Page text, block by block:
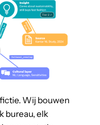
Wij bouwen
bureau, elk